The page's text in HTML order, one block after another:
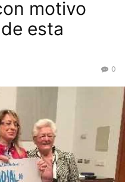
motivo
esta
0